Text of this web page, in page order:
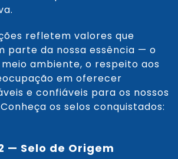
refletem valores que
parte da nossa essência — o
ambiente, o respeito aos
em oferecer
e confiáveis para os nossos
os selos conquistados:
— Selo de Origem